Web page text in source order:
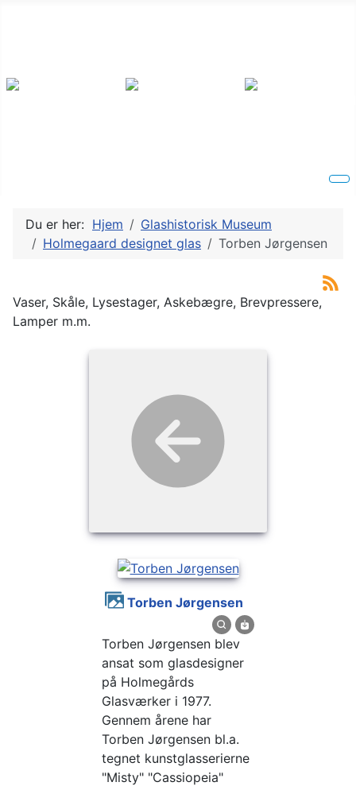
Du er her: Hjem
Glashistorisk Museum
Holmegaard designet glas
Torben Jørgensen
Vaser, Skåle, Lysestager, Askebægre, Brevpressere,
Lamper m.m.
Torben Jørgensen
Torben Jørgensen blev
ansat som glasdesigner
på Holmegårds
Glasværker i 1977.
Gennem årene har
Torben Jørgensen bl.a.
tegnet kunstglasserierne
"Misty" "Cassiopeia"